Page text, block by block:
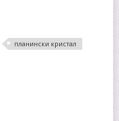
планински кристал